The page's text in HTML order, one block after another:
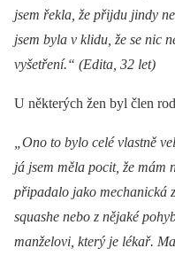
jsem řekla, že přijdu jindy
jsem byla v klidu, že se nic
vyšetření.“ (Edita, 32 let)
U ně­kte­rých žen byl člen
„Ono to bylo celé vlastně
já jsem měla pocit, že mám
připadalo jako mechanická
squashe nebo z nějaké
manželovi, který je lékař.